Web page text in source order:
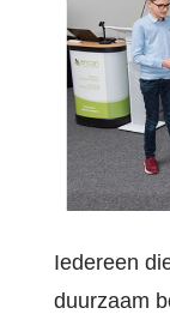
Iedereen
duurzaam